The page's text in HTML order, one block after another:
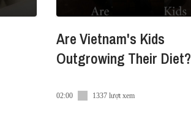
Are Vietnam's Kids
Outgrowing Their Diet?
02:00 1337 lượt xem